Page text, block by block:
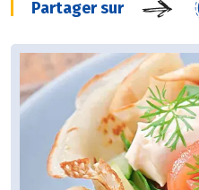
Partager sur